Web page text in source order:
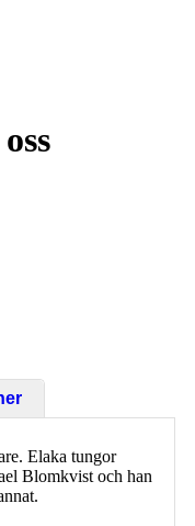
Elaka tungor
Blomkvist och han